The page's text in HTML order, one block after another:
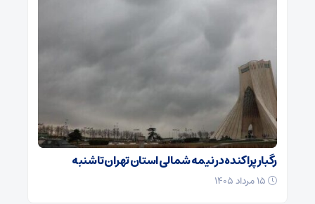
رگبار پراکنده در نیمه شمالی استان تهران تا شنبه